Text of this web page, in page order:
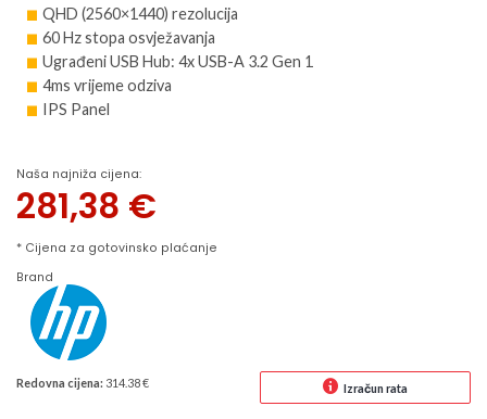
QHD (2560×1440) rezolucija
60 Hz stopa osvježavanja
Ugrađeni USB Hub: 4x USB-A 3.2 Gen 1
4ms vrijeme odziva
IPS Panel
Naša najniža cijena:
281,38 €
* Cijena za gotovinsko plaćanje
Brand
Redovna cijena: 314.38 € Izračun rata